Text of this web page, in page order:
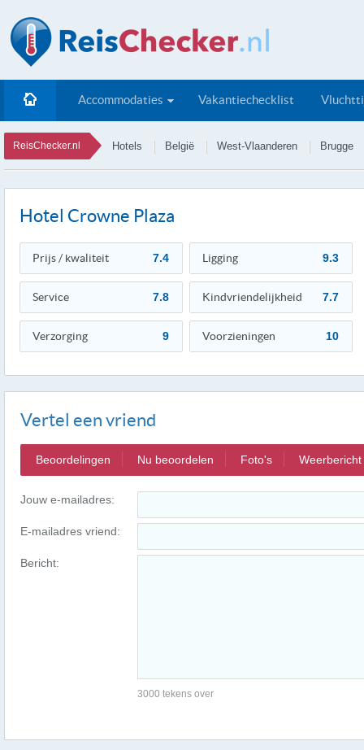
Accommodaties Vakantiechecklist
ReisChecker.nl Hotels België West-Vlaanderen Brugge
Hotel Crowne Plaza
Prijs / kwaliteit 7.4 Ligging 9.3
Service 7.8 Kindvriendelijkheid 7.7
Verzorging 9 Voorzieningen 10
Vertel een vriend
Beoordelingen Nu beoordelen Foto's Weerbericht
Jouw e-mailadres:
E-mailadres vriend:
Bericht:
3000 tekens over